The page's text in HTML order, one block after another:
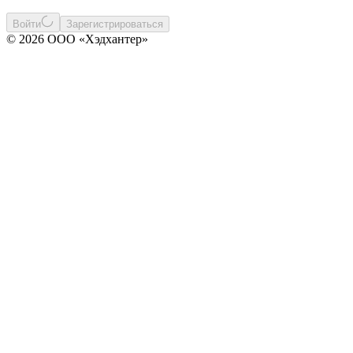
Войти Зарегистрироваться
© 2026 ООО «Хэдхантер»